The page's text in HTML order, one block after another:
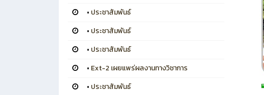
• ประชาสัมพันธ์
• ประชาสัมพันธ์
• ประชาสัมพันธ์
• Ext-2 เผยแพร่ผลงานทางวิชาการ
• ประชาสัมพันธ์